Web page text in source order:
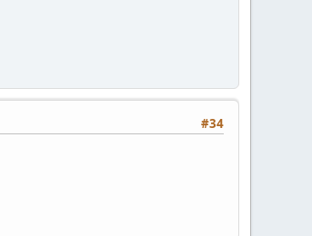
#34